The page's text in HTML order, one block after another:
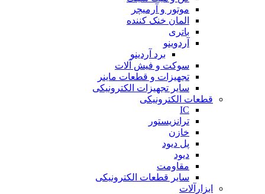
موتور و آرمیچر
المان خنک کننده
باتری
آردوینو
برد آردینو
سوکت و فیش آلات
تجهیزات و قطعات ماینر
سایر تجهیزات الکترونیکی
قطعات الکترونیکی
IC
ترانزیستور
خازن
پل دیود
دیود
مقاومت
سایر قطعات الکترونیکی
ابزارآلات